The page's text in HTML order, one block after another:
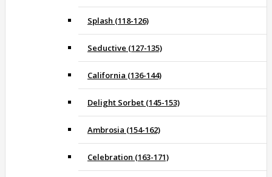
Splash (118-126)
Seductive (127-135)
California (136-144)
Delight Sorbet (145-153)
Ambrosia (154-162)
Celebration (163-171)